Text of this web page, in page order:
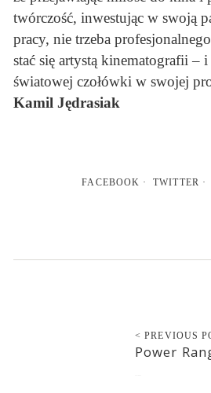
twórczość, inwestując w swoją
pracy, nie trzeba
stać się artystą kinematografii – i
światowej czołówki w swojej
Kamil Jędrasiak
FACEBOOK TWITTER
< PREVIOUS
Power